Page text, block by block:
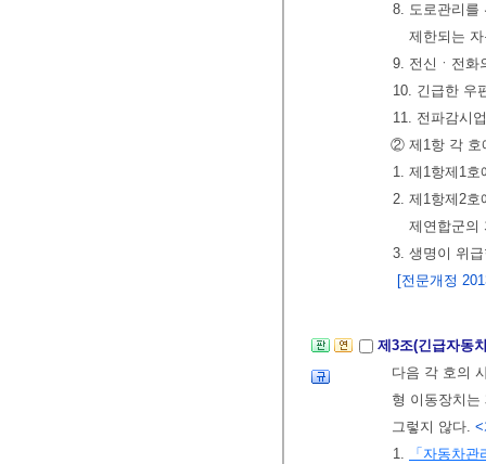
8. 도로관리를
제한되는
9. 전신ㆍ전화
10. 긴급한 우
11. 전파감시
② 제1항 각 호
1. 제1항제1
2. 제1항제2호
제연합군의
3. 생명이 위
[전문개정
제3조(긴급자동
다음 각 호의
형 이동장치
그렇지 않다. <
1.
「자동차관